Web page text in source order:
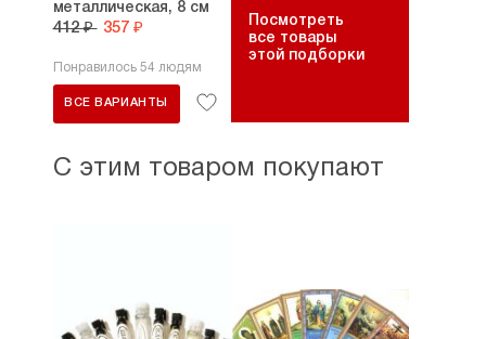
металлическая, 8 см
412 ₽ 357 ₽
Понравилось 54 людям
ВСЕ ВАРИАНТЫ
Посмотреть
все товары
этой подборки
С этим товаром покупают